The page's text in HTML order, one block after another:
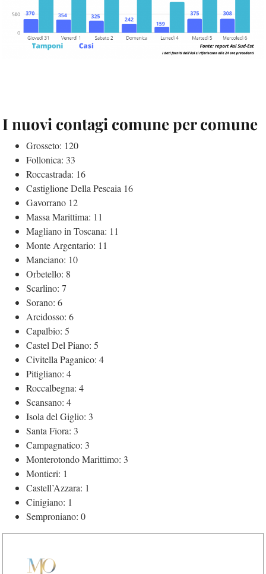
I nuovi contagi comune per comune
Grosseto: 120
Follonica: 33
Roccastrada: 16
Castiglione Della Pescaia 16
Gavorrano 12
Massa Marittima: 11
Magliano in Toscana: 11
Monte Argentario: 11
Manciano: 10
Orbetello: 8
Scarlino: 7
Sorano: 6
Arcidosso: 6
Capalbio: 5
Castel Del Piano: 5
Civitella Paganico: 4
Pitigliano: 4
Roccalbegna: 4
Scansano: 4
Isola del Giglio: 3
Santa Fiora: 3
Campagnatico: 3
Monterotondo Marittimo: 3
Montieri: 1
Castell’Azzara: 1
Cinigiano: 1
Semproniano: 0